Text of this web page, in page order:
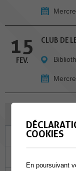
15
FEV.
CLUB DE
Ma
COOKIES
En poursuivant